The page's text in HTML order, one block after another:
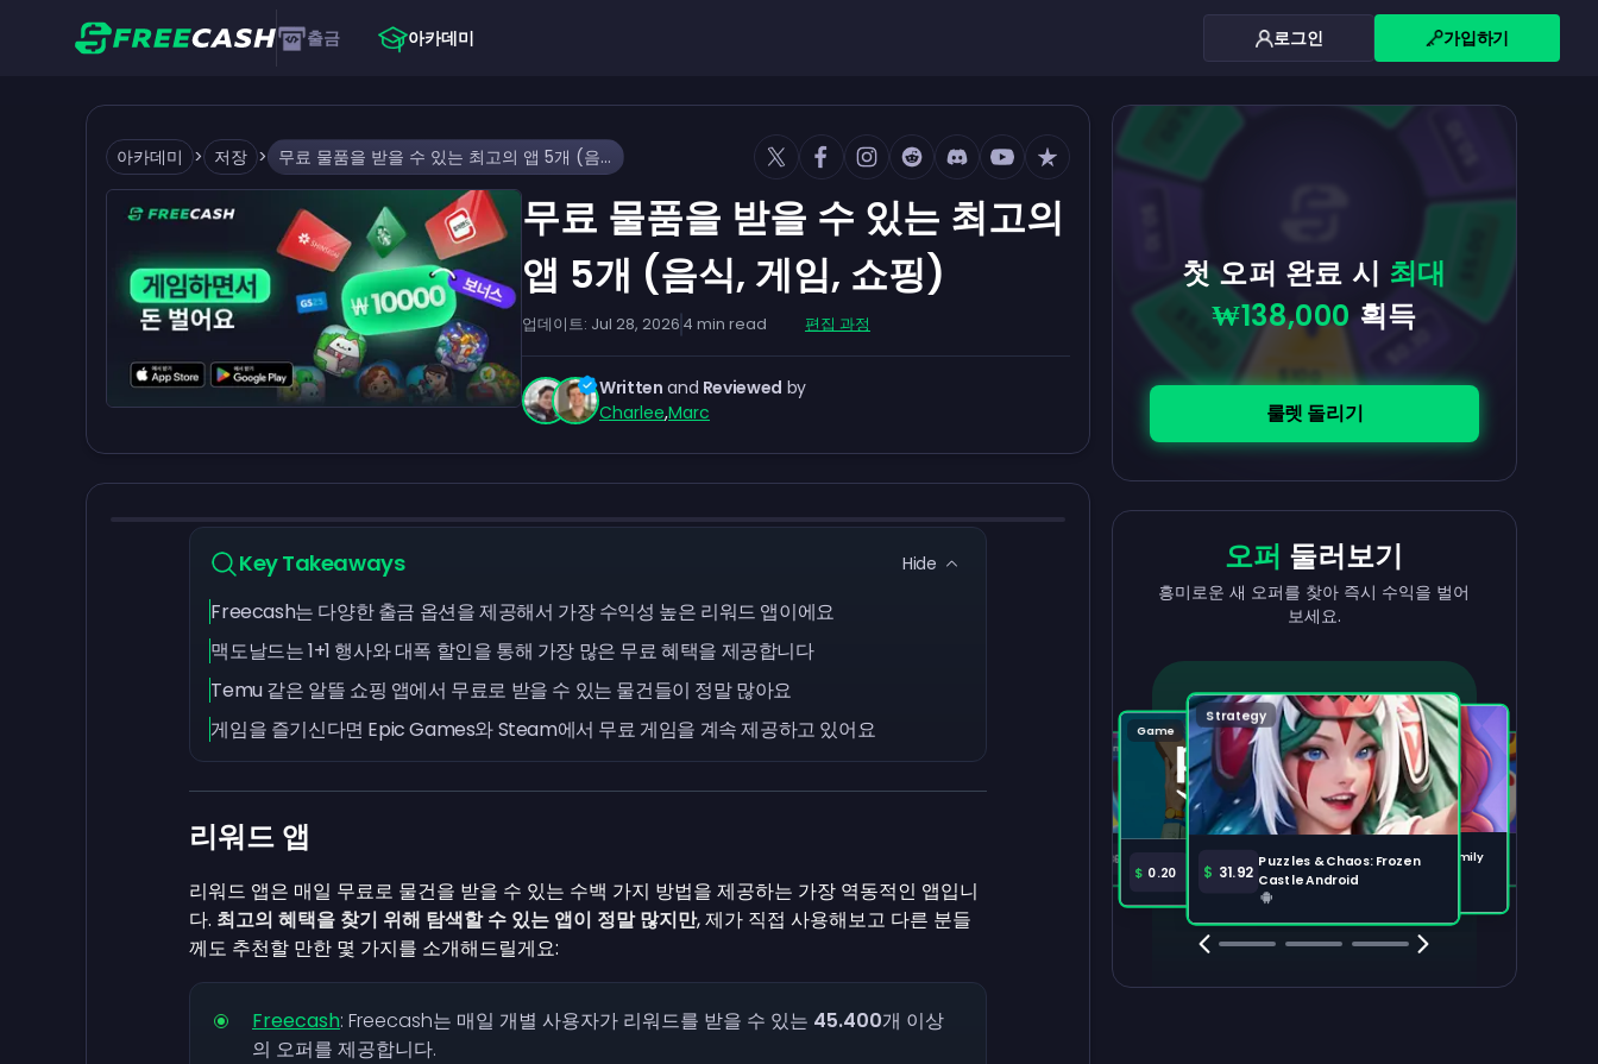
출금 아카데미 로그인 가입하기
아카데미 > 저장 > 무료 물품을 받을 수 있는 최고의 앱 5개 (음식, 게임, 쇼핑)
무료 물품을 받을 수 있는 최고의
앱 5개 (음식, 게임, 쇼핑)
업데이트: Jul 28, 2026 4 min read 편집 과정
Written and Reviewed by
Charlee,Marc
Key Takeaways Hide
Freecash는 다양한 출금 옵션을 제공해서 가장 수익성 높은 리워드 앱이에요
맥도날드는 1+1 행사와 대폭 할인을 통해 가장 많은 무료 혜택을 제공합니다
Temu 같은 알뜰 쇼핑 앱에서 무료로 받을 수 있는 물건들이 정말 많아요
게임을 즐기신다면 Epic Games와 Steam에서 무료 게임을 계속 제공하고 있어요
리워드 앱
리워드 앱은 매일 무료로 물건을 받을 수 있는 수백 가지 방법을 제공하는 가장 역동적인 앱입니
다. 최고의 혜택을 찾기 위해 탐색할 수 있는 앱이 정말 많지만, 제가 직접 사용해보고 다른 분들
께도 추천할 만한 몇 가지를 소개해드릴게요:
Freecash: Freecash는 매일 개별 사용자가 리워드를 받을 수 있는 45.400개 이상
의 오퍼를 제공합니다.
첫 오퍼 완료 시 최대
₩138,000획득
룰렛 돌리기
$100
$5.00
$5.00
$0.10 $5.00
$0.10
오퍼 둘러보기
흥미로운 새 오퍼를 찾아 즉시 수익을 벌어
보세요.
Tabletop
$ 36.02 Bingo Dice iOS
Puzzle
$ 30.00Merge Help: Warm Family
Android
Strategy
$ 31.92 Puzzles & Chaos: Frozen
Castle Android
Game
$ 0.20 Amazon Prime
Game
36.97
리워드받기
태스크를 완료하고 잔액이 늘어나는 걸
지켜보세요.
100,000
주요 오퍼 전체 보기
Clash Royale
현금으로출금
수익을 빠르고 간편하게 현금화하세요.